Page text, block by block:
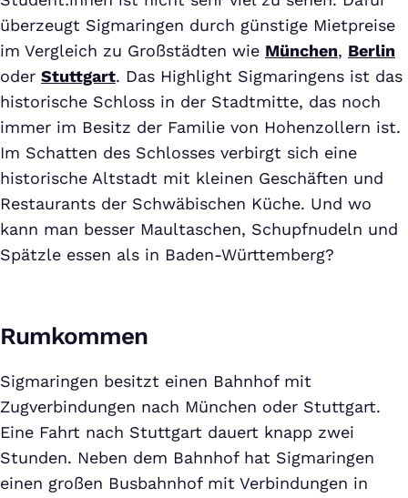
überzeugt Sigmaringen durch günstige Mietpreise
im Vergleich zu Großstädten wie München, Berlin
oder Stuttgart. Das Highlight Sigmaringens ist das
historische Schloss in der Stadtmitte, das noch
immer im Besitz der Familie von Hohenzollern ist.
Im Schatten des Schlosses verbirgt sich eine
historische Altstadt mit kleinen Geschäften und
Restaurants der Schwäbischen Küche. Und wo
kann man besser Maultaschen, Schupfnudeln und
Spätzle essen als in Baden-Württemberg?
Rumkommen
Sigmaringen besitzt einen Bahnhof mit
Zugverbindungen nach München oder Stuttgart.
Eine Fahrt nach Stuttgart dauert knapp zwei
Stunden. Neben dem Bahnhof hat Sigmaringen
einen großen Busbahnhof mit Verbindungen in